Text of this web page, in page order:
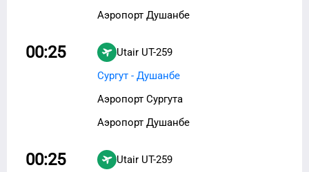
Аэропорт Душанбе
00:25 Utair UT-259
Сургут - Душанбе
Аэропорт Сургута
Аэропорт Душанбе
00:25 Utair UT-259